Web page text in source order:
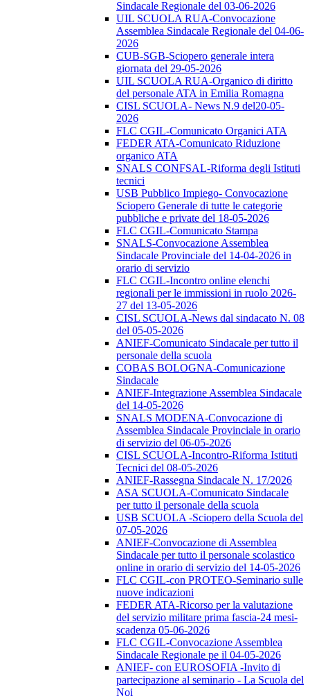
Sindacale Regionale del 03-06-2026
UIL SCUOLA RUA-Convocazione
Assemblea Sindacale Regionale del 04-06-
2026
CUB-SGB-Sciopero generale intera
giornata del 29-05-2026
UIL SCUOLA RUA-Organico di diritto
del personale ATA in Emilia Romagna
CISL SCUOLA- News N.9 del20-05-
2026
FLC CGIL-Comunicato Organici ATA
FEDER ATA-Comunicato Riduzione
organico ATA
SNALS CONFSAL-Riforma degli Istituti
tecnici
USB Pubblico Impiego- Convocazione
Sciopero Generale di tutte le categorie
pubbliche e private del 18-05-2026
FLC CGIL-Comunicato Stampa
SNALS-Convocazione Assemblea
Sindacale Provinciale del 14-04-2026 in
orario di servizio
FLC CGIL-Incontro online elenchi
regionali per le immissioni in ruolo 2026-
27 del 13-05-2026
CISL SCUOLA-News dal sindacato N. 08
del 05-05-2026
ANIEF-Comunicato Sindacale per tutto il
personale della scuola
COBAS BOLOGNA-Comunicazione
Sindacale
ANIEF-Integrazione Assemblea Sindacale
del 14-05-2026
SNALS MODENA-Convocazione di
Assemblea Sindacale Provinciale in orario
di servizio del 06-05-2026
CISL SCUOLA-Incontro-Riforma Istituti
Tecnici del 08-05-2026
ANIEF-Rassegna Sindacale N. 17/2026
ASA SCUOLA-Comunicato Sindacale
per tutto il personale della scuola
USB SCUOLA -Sciopero della Scuola del
07-05-2026
ANIEF-Convocazione di Assemblea
Sindacale per tutto il personale scolastico
online in orario di servizio del 14-05-2026
FLC CGIL-con PROTEO-Seminario sulle
nuove indicazioni
FEDER ATA-Ricorso per la valutazione
del servizio militare prima fascia-24 mesi-
scadenza 05-06-2026
FLC CGIL-Convocazione Assemblea
Sindacale Regionale pe il 04-05-2026
ANIEF- con EUROSOFIA -Invito di
partecipazione al seminario - La Scuola del
Noi